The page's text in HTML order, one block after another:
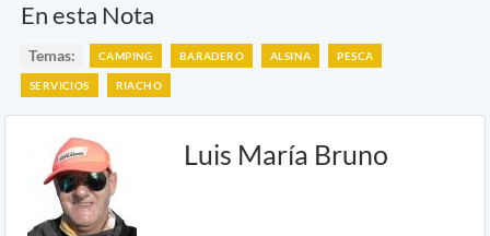
En esta Nota
Temas: CAMPING BARADERO ALSINA PESCA
SERVICIOS RIACHO
Luis María Bruno